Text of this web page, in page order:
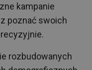
kampanie
poznać swoich
rozbudowanych